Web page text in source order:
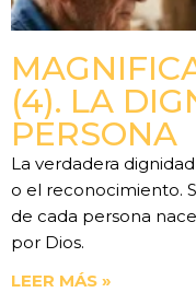
(4). LA
PERSONA
La verdadera
o el reconocimiento.
de cada persona
por Dios.
LEER MÁS »